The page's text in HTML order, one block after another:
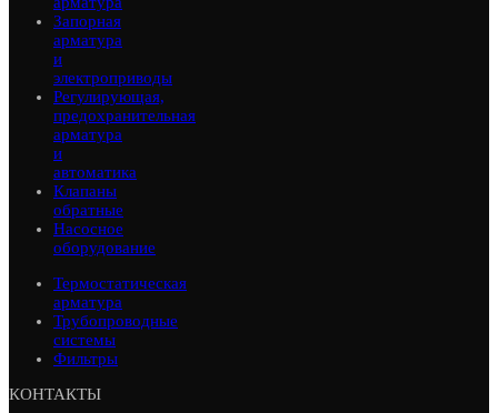
Запорная
арматура
и
электроприводы
Регулирующая,
предохранительная
арматура
и
автоматика
Клапаны
обратные
Насосное
оборудование
Термостатическая
арматура
Трубопроводные
системы
Фильтры
КОНТАКТЫ